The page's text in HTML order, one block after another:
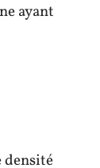
ayant
densité